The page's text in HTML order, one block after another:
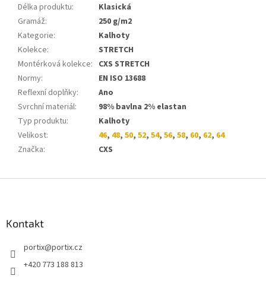
Délka produktu:
Klasická
Gramáž:
250 g/m2
Kategorie:
Kalhoty
Kolekce:
STRETCH
Montérková kolekce: CXS STRETCH
Normy:
EN ISO 13688
Reflexní doplňky:
Ano
Svrchní materiál:
98% bavlna 2% elastan
Typ produktu:
Kalhoty
Velikost: 46, 48, 50, 52, 54, 56, 58, 60, 62, 64
Značka: CXS
Kontakt
portix@portix.cz
+420 773 188 813